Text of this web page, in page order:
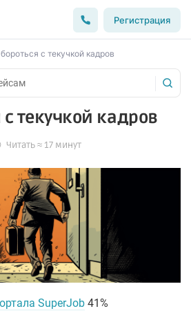
Регистрация
с текучкой кадров
с текучкой кадров
Читать ≈ 17 минут
SuperJob 41%